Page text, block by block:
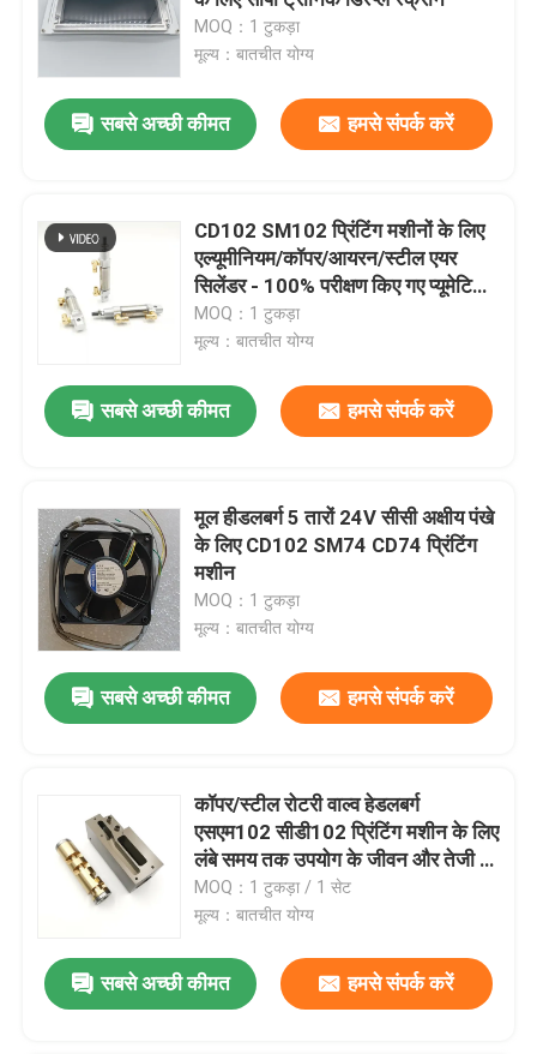
हीडलबर्ग प्रिंटिंग मशीन के पुर्जे
मुलर मार्टिनी स्पेयर पार्ट्स
सक्शन बेल्ट
Wash Up Blades
ऑफसेट मशीन स्पेयर पार्ट्स
प्रिंटिंग मशीन असर
ऑफसेट प्रेस पार्ट्स
ऑफसेट प्रिंटिंग पुर्जों
तह मशीन स्पेयर पार्ट्स
इंक डक्ट एंड ब्लॉक
MOQ：1 टुकड़ा
मूल्य：बातचीत योग्य
सबसे अच्छी कीमत हमसे संपर्क करें
CD102 SM102 प्रिंटिंग मशीनों के लिए
एल्यूमीनियम/कॉपर/आयरन/स्टील एयर
सिलेंडर - 100% परीक्षण किए गए प्यूमेटिक
सिलेंडर
MOQ：1 टुकड़ा
मूल्य：बातचीत योग्य
सबसे अच्छी कीमत हमसे संपर्क करें
मूल हीडलबर्ग 5 तारों 24V सीसी अक्षीय पंखे
के लिए CD102 SM74 CD74 प्रिंटिंग
मशीन
MOQ：1 टुकड़ा
मूल्य：बातचीत योग्य
सबसे अच्छी कीमत हमसे संपर्क करें
कॉपर/स्टील रोटरी वाल्व हेडलबर्ग
एसएम102 सीडी102 प्रिंटिंग मशीन के लिए
लंबे समय तक उपयोग के जीवन और तेजी से
शिपिंग के साथ
MOQ：1 टुकड़ा / 1 सेट
मूल्य：बातचीत योग्य
सबसे अच्छी कीमत हमसे संपर्क करें